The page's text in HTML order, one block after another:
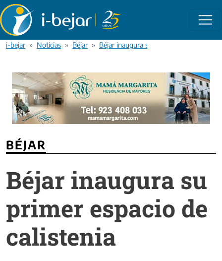
Pasar al contenido principal
i-bejar Noticias Béjar Béjar inaugura su primer espacio de
BÉJAR
Béjar inaugura su
primer espacio de
calistenia